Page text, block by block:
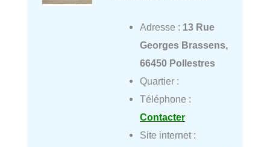
Adresse : 13 Rue
Georges Brassens,
66450 Pollestres
Quartier :
Téléphone :
Contacter
Site internet :